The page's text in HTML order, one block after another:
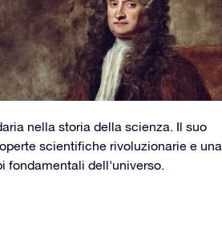
nella storia della scienza. Il suo
scientifiche rivoluzionarie e una
fondamentali dell'universo.